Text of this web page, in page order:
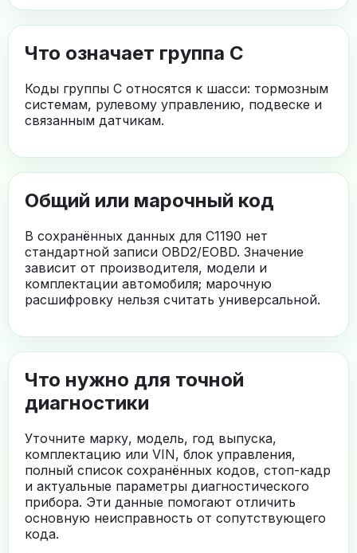
Что означает группа C
Коды группы C относятся к шасси: тормозным
системам, рулевому управлению, подвеске и
связанным датчикам.
Общий или марочный код
В сохранённых данных для C1190 нет
стандартной записи OBD2/EOBD. Значение
зависит от производителя, модели и
комплектации автомобиля; марочную
расшифровку нельзя считать универсальной.
Что нужно для точной
диагностики
Уточните марку, модель, год выпуска,
комплектацию или VIN, блок управления,
полный список сохранённых кодов, стоп-кадр
и актуальные параметры диагностического
прибора. Эти данные помогают отличить
основную неисправность от сопутствующего
кода.